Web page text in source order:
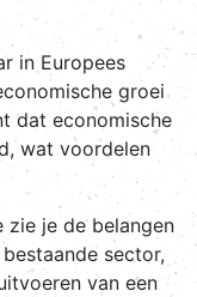
in Europees
groei
dat economische
wat voordelen
je de belangen
sector,
van een